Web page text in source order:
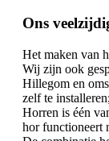
Ons
Het maken van
Wij zijn ook
Hillegom en
zelf te
Horren is één
hor functioneert